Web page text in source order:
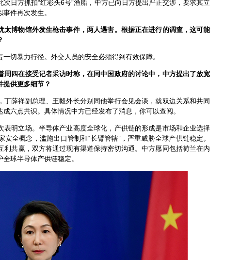
日方抓扣“红彩头6号”渔船，中方已向日方提出严正交涉，要求其立
件再次发生。
太博物馆外发生枪击事件，两人遇害。根据正在进行的调查，这可能
切暴力行径。外交人员的安全必须得到有效保障。
周四在接受记者采访时称，在同中国政府的讨论中，中方提出了放宽
提供更多细节？
丁薛祥副总理、王毅外长分别同他举行会见会谈，就双边关系和共同
六点共识。具体情况中方已经发布了消息，你可以查阅。
表明立场。半导体产业高度全球化，产供链的形成是市场和企业选择
全概念，滥施出口管制和“长臂管辖”，严重威胁全球产供链稳定。
利共赢，双方将通过现有渠道保持密切沟通。中方愿同包括荷兰在内
球半导体产供链稳定。